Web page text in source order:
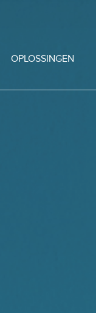
OPLOSSINGEN